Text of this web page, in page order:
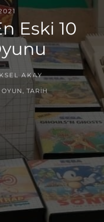
Eski 10
AKAY
,OYUN , TARIH